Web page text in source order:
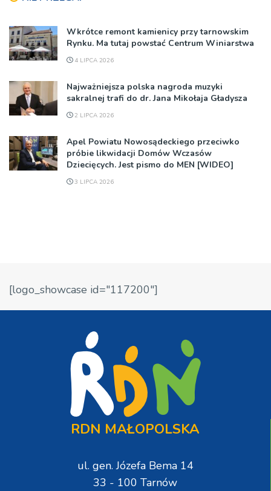
Wkrótce remont kamienicy przy tarnowskim
Rynku. Ma tutaj powstać Centrum Winiarstwa
4 LIPCA 2026
Najważniejsza polska nagroda muzyki
sakralnej trafi do dr. Jana Mikołaja Gładysza
2 LIPCA 2026
Apel Powiatu Nowosądeckiego przeciwko
próbie likwidacji Domów Wczasów
Dziecięcych. Jest pismo do MEN [WIDEO]
3 LIPCA 2026
[logo_showcase id="117200"]
RDN MAŁOPOLSKA
ul. gen. Józefa Bema 14
33 - 100 Tarnów